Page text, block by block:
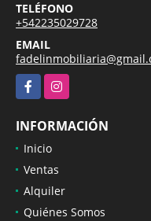
TELÉFONO
+542235029728
EMAIL
FacebookInstagram
INFORMACIÓN
Inicio
Ventas
Alquiler
Quiénes Somos